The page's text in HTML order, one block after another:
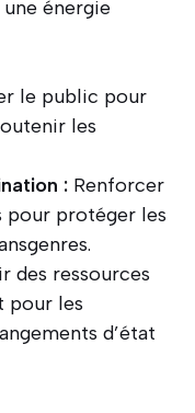
énergie
le public pour
les
: Renforcer
pour protéger les
des ressources
pour les
d’état